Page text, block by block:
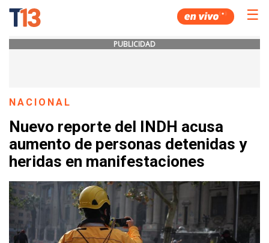
☰
PUBLICIDAD
NACIONAL
Nuevo reporte del INDH acusa
aumento de personas detenidas y
heridas en manifestaciones